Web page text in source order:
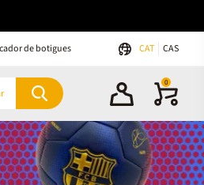
de botigues CAT CAS
0